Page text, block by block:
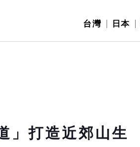
台灣 日本
」打造近郊山生